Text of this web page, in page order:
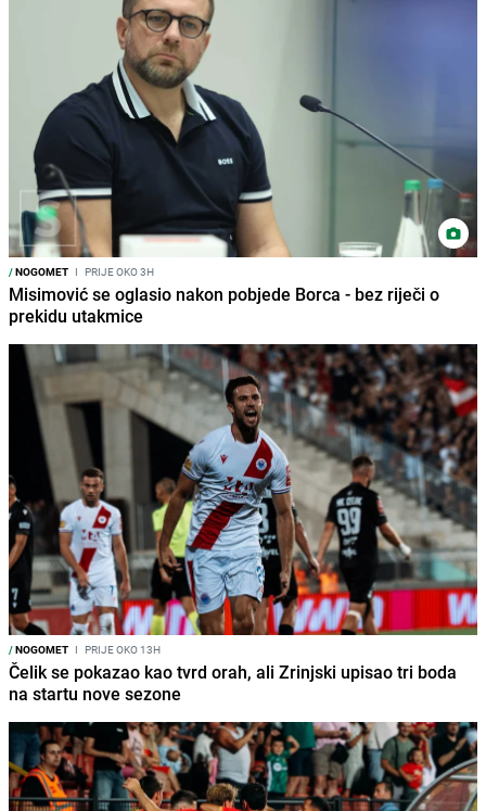
/NOGOMET I PRIJE OKO 3H
Misimović se oglasio nakon pobjede Borca - bez riječi o
prekidu utakmice
/NOGOMET I PRIJE OKO 13H
Čelik se pokazao kao tvrd orah, ali Zrinjski upisao tri boda
na startu nove sezone